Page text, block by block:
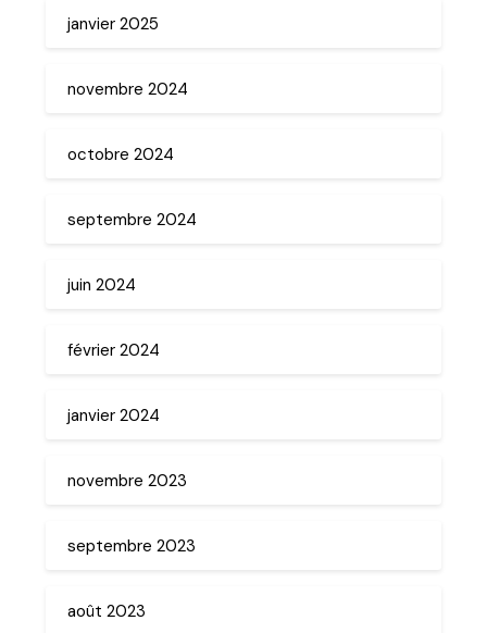
janvier 2025
novembre 2024
octobre 2024
septembre 2024
juin 2024
février 2024
janvier 2024
novembre 2023
septembre 2023
août 2023